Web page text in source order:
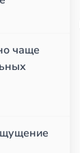
чаще